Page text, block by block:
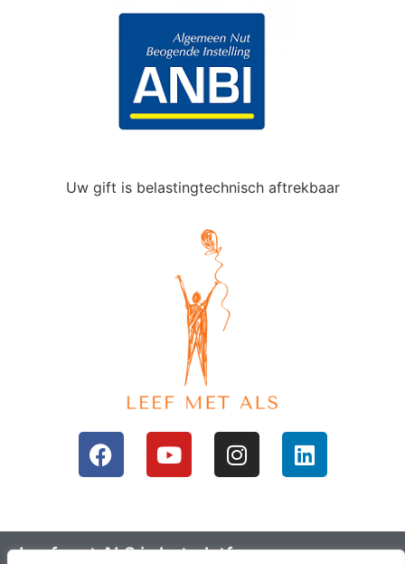
Uw gift is belastingtechnisch aftrekbaar
Leef met ALS is het platform voor mensen